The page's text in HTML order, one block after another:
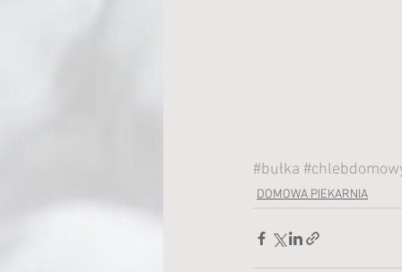
#bułka
DOMOWA PIEKARNIA